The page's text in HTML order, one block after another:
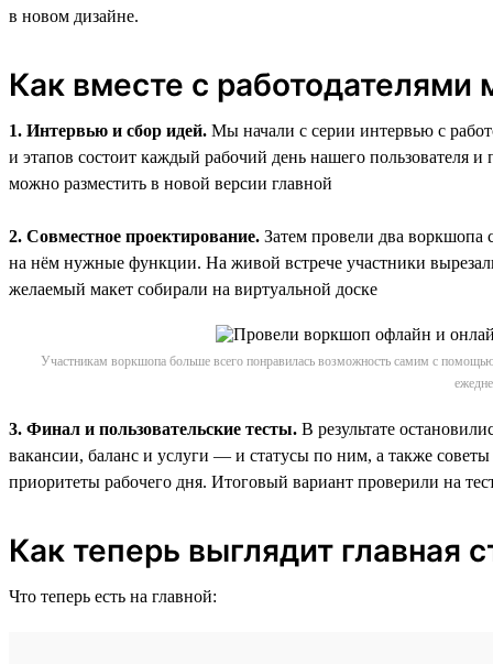
в новом дизайне.
Как вместе с
1. Интервью и сбор идей. Мы начали с серии интервью с
и этапов состоит каждый рабочий день нашего пользователя
можно разместить в новой версии главной
2. Совместное проектирование. Затем провели два воркшопа
на нём нужные функции. На живой встрече участники
желаемый макет собирали на виртуальной доске
Участникам воркшопа больше всего понравилась возможность самим с
3. Финал и пользовательские тесты. В результате
вакансии, баланс и услуги — и статусы по ним, а также
приоритеты рабочего дня. Итоговый вариант проверили на
Как теперь выглядит главная
Что теперь есть на главной: